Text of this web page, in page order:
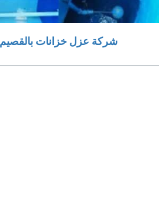
شركة عزل خزانات بالقصيم